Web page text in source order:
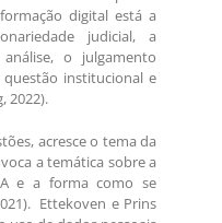
digital está a
judicial, a
o julgamento
institucional e
2022).
acresce o tema da
a temática sobre a
e a forma como se
Ettekoven e Prins